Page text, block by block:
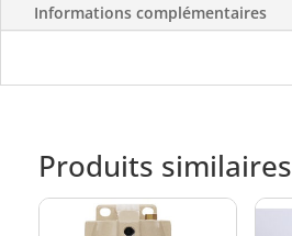
Informations complémentaires
Produits similaires